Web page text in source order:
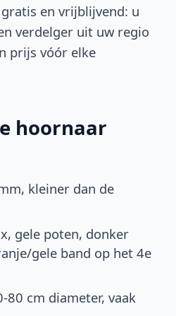
gratis en vrijblijvend: u
verdelger uit uw regio
prijs vóór elke
hoornaar
kleiner dan de
gele poten, donker
gele band op het 4e
80 cm diameter, vaak